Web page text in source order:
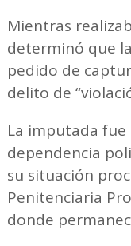
Mientras
determinó que
pedido de
delito de
La imputada
dependencia
su situación
Penitenciaria
donde